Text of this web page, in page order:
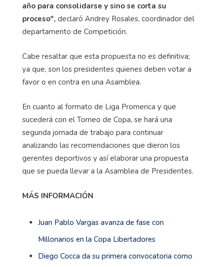
año para consolidarse y sino se corta su
proceso", declaró Andrey Rosales, coordinador del
departamento de Competición.
Cabe resaltar que esta propuesta no es definitiva;
ya que, son los presidentes quienes deben votar a
favor o en contra en una Asamblea.
En cuanto al formato de Liga Promerica y que
sucederá con el Torneo de Copa, se hará una
segunda jornada de trabajo para continuar
analizando las recomendaciones que dieron los
gerentes deportivos y así elaborar una propuesta
que se pueda llevar a la Asamblea de Presidentes.
MÁS INFORMACIÓN
Juan Pablo Vargas avanza de fase con
Millonarios en la Copa Libertadores
Diego Cocca da su primera convocatoria como